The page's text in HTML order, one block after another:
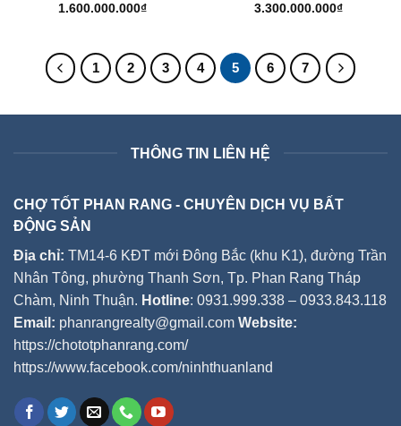
1.600.000.000₫
3.300.000.000₫
1 2 3 4 5 6 7
THÔNG TIN LIÊN HỆ
CHỢ TỐT PHAN RANG - CHUYÊN DỊCH VỤ BẤT
ĐỘNG SẢN
Địa chỉ: TM14-6 KĐT mới Đông Bắc (khu K1), đường Trần
Nhân Tông, phường Thanh Sơn, Tp. Phan Rang Tháp
Chàm, Ninh Thuận. Hotline: 0931.999.338 – 0933.843.118
Email: phanrangrealty@gmail.com Website:
https://chototphanrang.com/
https://www.facebook.com/ninhthuanland